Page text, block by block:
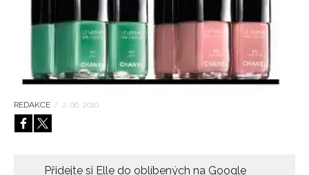
HOME
REDAKCE / 2. 06. 2010
Přidejte si Elle do oblíbených na Google